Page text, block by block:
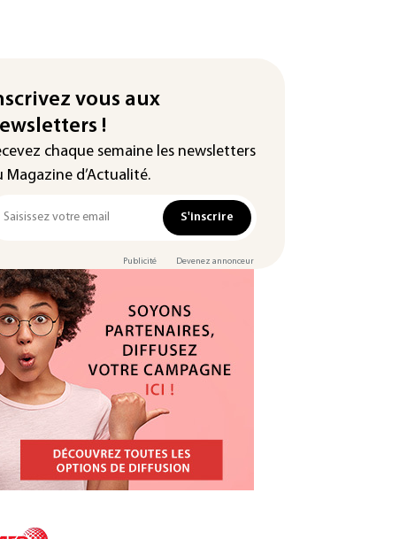
vous aux
!
chaque semaine les newsletters
Magazine d’Actualité.
S'inscrire
Publicité Devenez annonceur